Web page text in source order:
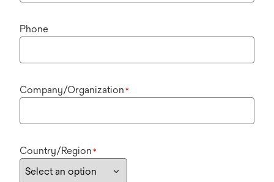
Phone
Company/Organization *
Country/Region *